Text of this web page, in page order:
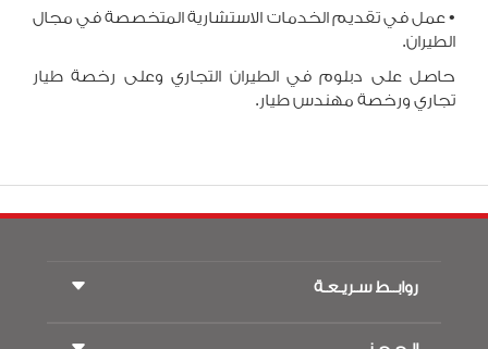
•عمل في تقديم الخدمات الاستشارية المتخصصة في مجال
الطيران.
حاصل على دبلوم في الطيران التجاري وعلى رخصة طيار
تجاري ورخصة مهندس طيار.
روابــط سـريـعـة